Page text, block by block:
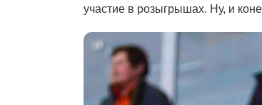
участие в розыгрышах. Ну, и